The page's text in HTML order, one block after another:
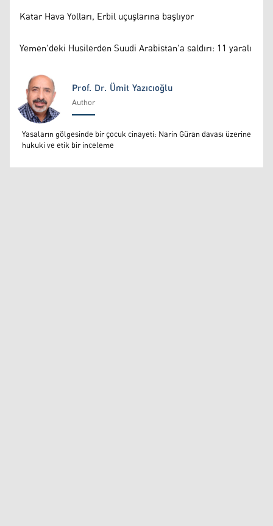
Katar Hava Yolları, Erbil uçuşlarına başlıyor
Yemen'deki Husilerden Suudi Arabistan'a saldırı: 11 yaralı
Prof. Dr. Ümit Yazıcıoğlu
Prof. Dr. Ümit Yazıcıoğlu
Author
Yasaların gölgesinde bir çocuk cinayeti: Narin Güran davası üzerine
hukuki ve etik bir inceleme